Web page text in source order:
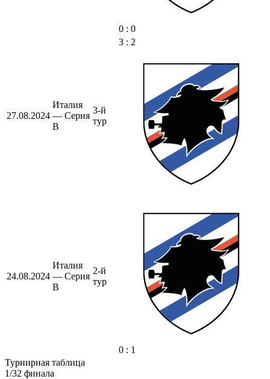
0 : 0
27.08.2024
Италия
— Серия
B
3-й
тур
3 : 2
24.08.2024
Италия
— Серия
B
2-й
тур
0 : 1
Турнирная таблица
1/32 финала